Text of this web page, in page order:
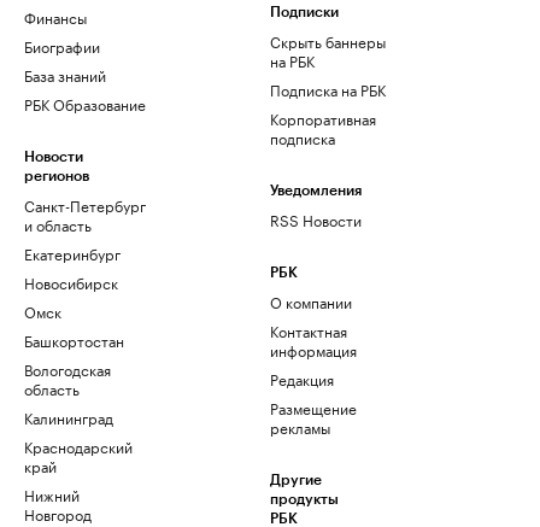
Финансы
Биографии
База знаний
РБК Образование
Новости
регионов
Санкт-Петербург
и область
Екатеринбург
Новосибирск
Омск
Башкортостан
Вологодская
область
Калининград
Краснодарский
край
Нижний
Новгород
Подписки
Скрыть баннеры
на РБК
Подписка на РБК
Корпоративная
подписка
Уведомления
RSS Новости
РБК
О компании
Контактная
информация
Редакция
Размещение
рекламы
Другие
продукты
РБК